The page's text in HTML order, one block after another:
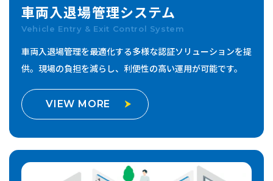
車両入退場管理システム
Vehicle Entry & Exit Control System
車両入退場管理を最適化する多様な認証ソリューションを提
供。 現場の負担を減らし、利便性の高い運用が可能です。
VIEW MORE